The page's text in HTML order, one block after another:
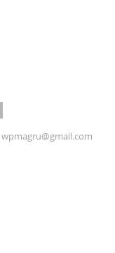
wpmagru@gmail.com